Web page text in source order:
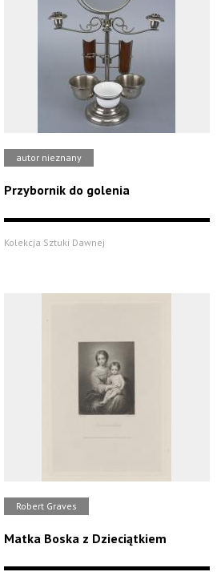
autor nieznany
Przybornik do golenia
Kolekcja Sztuki Dawnej
Robert Graves
Matka Boska z Dzieciątkiem